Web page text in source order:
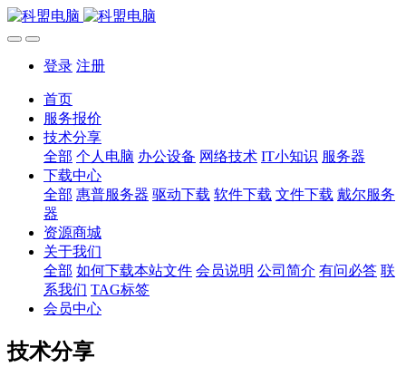
登录 注册
首页
服务报价
技术分享
全部 个人电脑 办公设备 网络技术 IT小知识 服务器
下载中心
全部 惠普服务器 驱动下载 软件下载 文件下载 戴尔服务
器
资源商城
关于我们
全部 如何下载本站文件 会员说明 公司简介 有问必答 联
系我们 TAG标签
会员中心
技术分享